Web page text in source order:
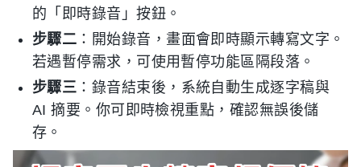
的「即時錄音」按鈕。
步驟二 ：開始錄音，畫面會即時顯示轉寫文字。
若遇暫停需求，可使用暫停功能區隔段落。
步驟三 ：錄音結束後，系統自動生成逐字稿與
AI 摘要。你可即時檢視重點，確認無誤後儲
存。